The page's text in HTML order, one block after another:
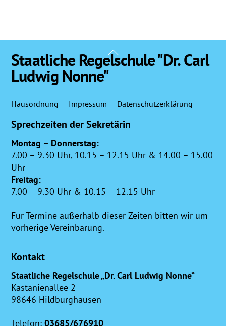
Back
To
Staatliche Regelschule "Dr. Carl
Ludwig Nonne"
Hausordnung Impressum Datenschutzerklärung
Sprechzeiten der Sekretärin
Montag – Donnerstag:
7.00 – 9.30 Uhr, 10.15 – 12.15 Uhr & 14.00 – 15.00
Uhr
Freitag:
7.00 – 9.30 Uhr & 10.15 – 12.15 Uhr
Für Termine außerhalb dieser Zeiten bitten wir um
vorherige Vereinbarung.
Kontakt
Staatliche Regelschule „Dr. Carl Ludwig Nonne“
Kastanienallee 2
98646 Hildburghausen
Telefon:03685/676910